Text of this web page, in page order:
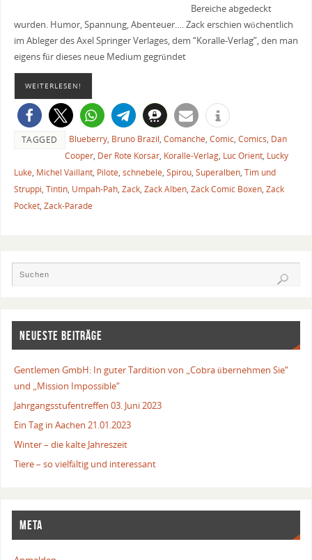
Bereiche abgedeckt
wurden. Humor, Spannung, Abenteuer…. Zack erschien wöchentlich
im Ableger des Axel Springer Verlages, dem “Koralle-Verlag”, den man
eigens für dieses neue Medium gegründet
WEITERLESEN!
TAGGED Blueberry, Bruno Brazil, Comanche, Comic, Comics, Dan
Cooper, Der Rote Korsar, Koralle-Verlag, Luc Orient, Lucky
Luke, Michel Vaillant, Pilote, schnebele, Spirou, Superalben, Tim und
Struppi, Tintin, Umpah-Pah, Zack, Zack Alben, Zack Comic Boxen, Zack
Pocket, Zack-Parade
NEUESTE BEITRÄGE
Gentlemen GmbH: In guter Tardition von „Cobra übernehmen Sie“
und „Mission Impossible“
Jahrgangsstufentreffen 03. Juni 2023
Ein Tag in Aachen 21.01.2023
Winter – die kalte Jahreszeit
Tiere – so vielfältig und interessant
META